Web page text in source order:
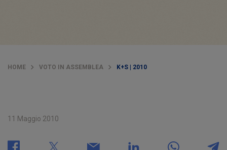
HOME VOTO IN ASSEMBLEA K+S | 2010
11 Maggio 2010